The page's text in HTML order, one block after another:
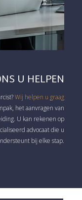
U HELPEN
Wij helpen u graag
het aanvragen van
U kan rekenen op
advocaat die u
bij elke stap.